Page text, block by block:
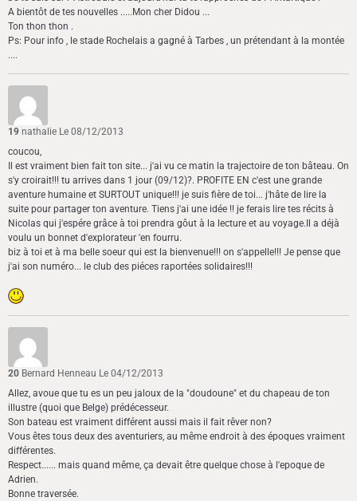
A bientôt de tes nouvelles .....Mon cher Didou ...
Ton thon thon .
Ps: Pour info , le stade Rochelais a gagné à Tarbes , un prétendant à la montée
....
19 nathalie Le 08/12/2013
coucou,
Il est vraiment bien fait ton site... j'ai vu ce matin la trajectoire de ton bâteau. On
s'y croirait!!! tu arrives dans 1 jour (09/12)?. PROFITE EN c'est une grande
aventure humaine et SURTOUT unique!!! je suis fière de toi... j'hâte de lire la
suite pour partager ton aventure. Tiens j'ai une idée !! je ferais lire tes récits à
Nicolas qui j'espére grâce à toi prendra gôut à la lecture et au voyage.Il a déjà
voulu un bonnet d'explorateur 'en fourru.
biz à toi et à ma belle soeur qui est la bienvenue!!! on s'appelle!!! Je pense que
j'ai son numéro... le club des piéces raportées solidaires!!!
20 Bernard Henneau Le 04/12/2013
Allez, avoue que tu es un peu jaloux de la "doudoune" et du chapeau de ton
illustre (quoi que Belge) prédécesseur.
Son bateau est vraiment différent aussi mais il fait rêver non?
Vous êtes tous deux des aventuriers, au même endroit à des époques vraiment
différentes.
Respect...... mais quand même, ça devait être quelque chose à l'epoque de
Adrien.
Bonne traversée.